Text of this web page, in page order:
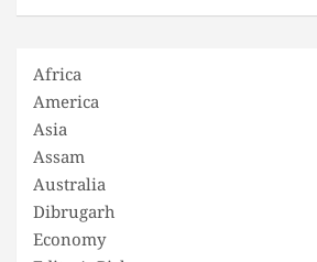
Africa
America
Asia
Assam
Australia
Dibrugarh
Economy